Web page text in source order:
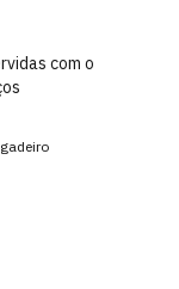
com o